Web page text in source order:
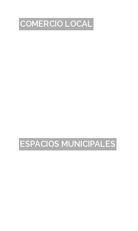
COMERCIO LOCAL
ESPACIOS MUNICIPALES